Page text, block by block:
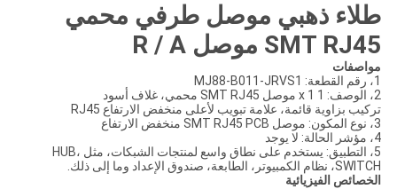
طلاء ذهبي موصل طرفي محمي
SMT RJ45 موصل R / A
مواصفات
1، رقم القطعة: MJ88-B011-JRVS1
2، الوصف: 1 x 1 موصل SMT RJ45 محمي، غلاف أسود
تركيب بزاوية قائمة، علامة تبويب لأعلى منخفض الارتفاع RJ45
3، نوع المكون: موصل SMT RJ45 PCB منخفض الارتفاع
4، مؤشر الحالة: لا يوجد
5، التطبيق: يستخدم على نطاق واسع لمنتجات الشبكات، مثل HUB،
SWITCH، نظام الكمبيوتر، الطابعة، صندوق الإعداد وما إلى ذلك.
الخصائص الفيزيائية